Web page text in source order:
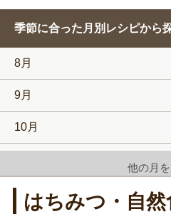
季節に合った月別レシピから
8月
9月
10月
12月
他の月
はちみつ・自然